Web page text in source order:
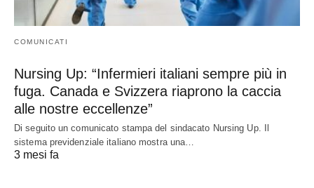
COMUNICATI
Nursing Up: “Infermieri italiani sempre più in
fuga. Canada e Svizzera riaprono la caccia
alle nostre eccellenze”
Di seguito un comunicato stampa del sindacato Nursing Up. Il
sistema previdenziale italiano mostra una…
3 mesi fa